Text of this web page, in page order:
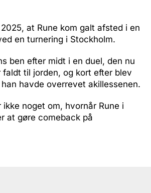
at Rune kom galt afsted i en
en turnering i Stockholm.
ben efter midt i en duel, den nu
til jorden, og kort efter blev
havde overrevet akillessenen.
ikke noget om, hvornår Rune i
at gøre comeback på